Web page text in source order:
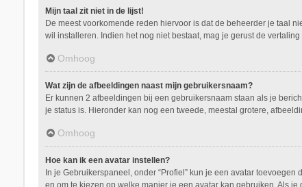
Mijn taal zit niet in de lijst!
De meest voorkomende reden hiervoor is dat de beheerder je taal
wil installeren. Indien het nog niet bestaat, mag je gerust de
Omhoog
Wat zijn de afbeeldingen naast mijn gebruikersnaam?
Er kunnen 2 afbeeldingen bij een gebruikersnaam staan als je
je status is. Hieronder kan nog een tweede, meestal grotere,
Omhoog
Hoe kan ik een avatar instellen?
In je Gebruikerspaneel, onder “Profiel” kun je een avatar
en om te kiezen op welke manier je een avatar kan gebruiken. Als